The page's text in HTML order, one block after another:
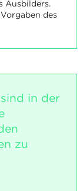
Ausbilders.
des
in der
zu